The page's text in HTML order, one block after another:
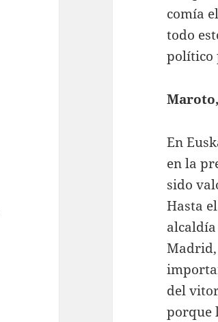
comía
todo
político
En
en la
sido
Hasta
Madrid,
del
porque